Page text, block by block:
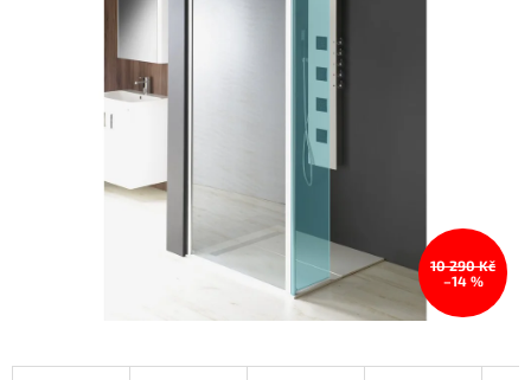
5
hvězdiček.
10 290 Kč
–14 %